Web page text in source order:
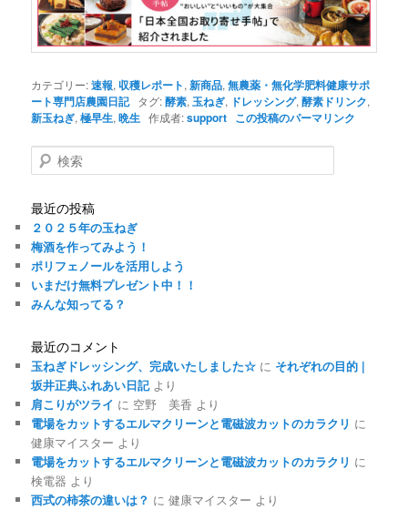
カテゴリー:速報,収穫レポート,新商品,無農薬・無化学肥料健康サポ
ート専門店農園日記タグ:酵素,玉ねぎ, ドレッシング,酵素ドリンク,
新玉ねぎ,極早生,晩生 作成者:support この投稿のパーマリンク
検
索
最近の投稿
２０２５年の玉ねぎ
梅酒を作ってみよう！
ポリフェノールを活用しよう
いまだけ無料プレゼント中！！
みんな知ってる？
最近のコメント
玉ねぎドレッシング、完成いたしました☆ に それぞれの目的 |
坂井正典ふれあい日記より
肩こりがツライ に 空野 美香 より
電場をカットするエルマクリーンと電磁波カットのカラクリ に
健康マイスター より
電場をカットするエルマクリーンと電磁波カットのカラクリ に
検電器 より
西式の柿茶の違いは？ に健康マイスター より